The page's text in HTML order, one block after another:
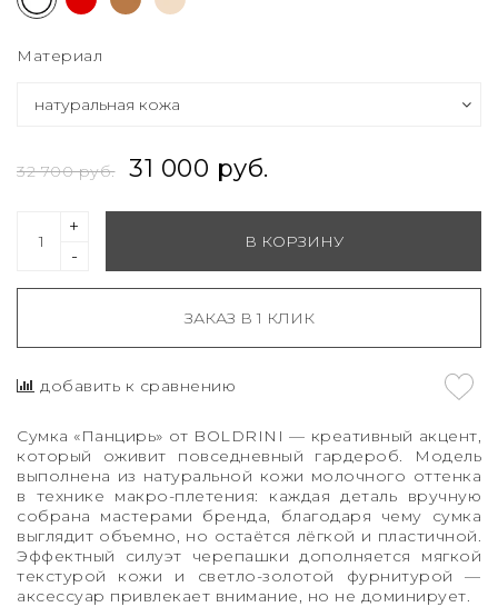
Материал
32 700 руб. 31 000 руб.
-
+
В КОРЗИНУ
ЗАКАЗ В 1 КЛИК
добавить к сравнению
Сумка «Панцирь» от BOLDRINI — креативный акцент,
который оживит повседневный гардероб. Модель
выполнена из натуральной кожи молочного оттенка
в технике макро-плетения: каждая деталь вручную
собрана мастерами бренда, благодаря чему сумка
выглядит объемно, но остаётся лёгкой и пластичной.
Эффектный силуэт черепашки дополняется мягкой
текстурой кожи и светло-золотой фурнитурой —
аксессуар привлекает внимание, но не доминирует.